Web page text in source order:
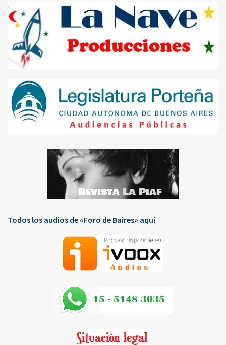
Todos los audios de «Foro de Baires» aquí